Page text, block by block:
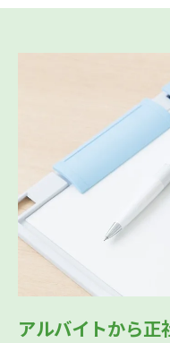
アルバイトから